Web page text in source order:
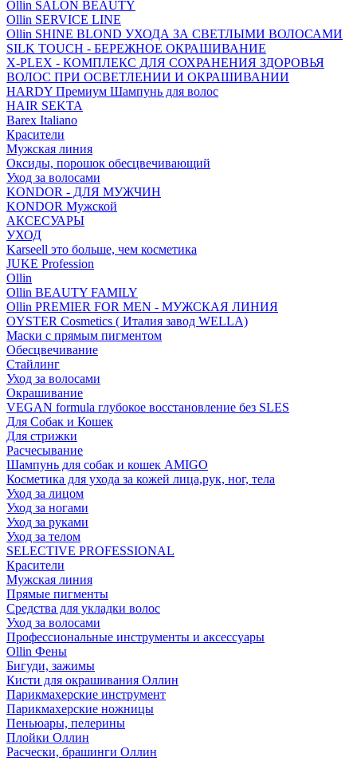
Ollin SALON BEAUTY
Ollin SERVICE LINE
Ollin SHINE BLOND УХОДА ЗА СВЕТЛЫМИ ВОЛОСАМИ
SILK TOUCH - БЕРЕЖНОЕ ОКРАШИВАНИЕ
X-PLEX - КОМПЛЕКС ДЛЯ СОХРАНЕНИЯ ЗДОРОВЬЯ
ВОЛОС ПРИ ОСВЕТЛЕНИИ И ОКРАШИВАНИИ
HARDY Премиум Шампунь для волос
HAIR SEKTA
Barex Italiano
Красители
Мужская линия
Оксиды, порошок обесцвечивающий
Уход за волосами
KONDOR - ДЛЯ МУЖЧИН
KONDOR Мужской
АКСЕСУАРЫ
УХОД
Karseell это больше, чем косметика
JUKE Profession
Ollin
Ollin BEAUTY FAMILY
Ollin PREMIER FOR MEN - МУЖСКАЯ ЛИНИЯ
OYSTER Cosmetics ( Италия завод WELLA)
Маски с прямым пигментом
Обесцвечивание
Стайлинг
Уход за волосами
Окрашивание
VEGAN formula глубокое восстановление без SLES
Для Собак и Кошек
Для стрижки
Расчесывание
Шампунь для собак и кошек AMIGO
Косметика для ухода за кожей лица,рук, ног, тела
Уход за лицом
Уход за ногами
Уход за руками
Уход за телом
SELECTIVE PROFESSIONAL
Красители
Мужская линия
Прямые пигменты
Средства для укладки волос
Уход за волосами
Профессиональные инструменты и аксессуары
Ollin Фены
Бигуди, зажимы
Кисти для окрашивания Оллин
Парикмахерские инструмент
Парикмахерские ножницы
Пеньюары, пелерины
Плойки Оллин
Расчески, брашинги Оллин